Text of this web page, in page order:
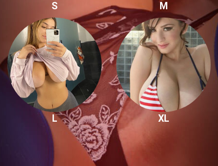
S M
L XL